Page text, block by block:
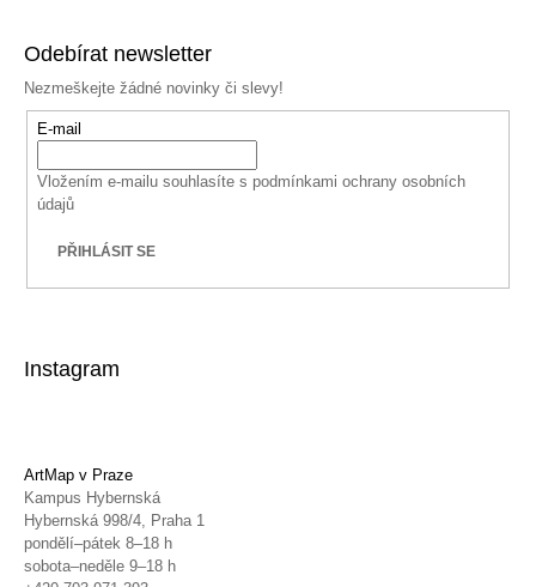
Odebírat newsletter
Nezmeškejte žádné novinky či slevy!
E-mail
Vložením e-mailu souhlasíte s podmínkami ochrany osobních
údajů
PŘIHLÁSIT SE
Instagram
ArtMap v Praze
Kampus Hybernská
Hybernská 998/4, Praha 1
pondělí–pátek 8–18 h
sobota–neděle 9–18 h